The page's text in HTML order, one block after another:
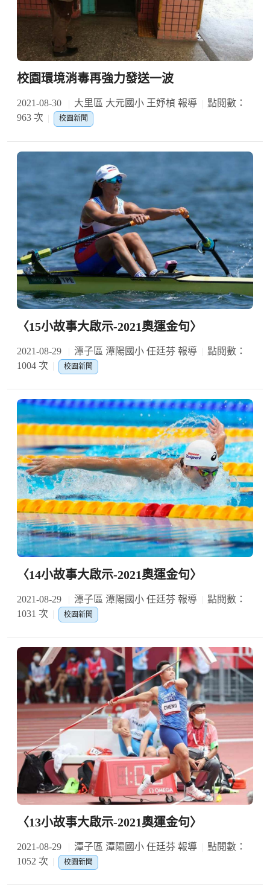
校園環境消毒再強力發送一波
2021-08-30 大里區 大元國小 王妤楨 報導
點閱數：
963 次
校園新聞
〈15小故事大啟示-2021奧運金句〉
2021-08-29 潭子區 潭陽國小 任廷芬 報導
點閱數：
1004 次
校園新聞
〈14小故事大啟示-2021奧運金句〉
2021-08-29 潭子區 潭陽國小 任廷芬 報導
點閱數：
1031 次
校園新聞
〈13小故事大啟示-2021奧運金句〉
2021-08-29 潭子區 潭陽國小 任廷芬 報導
點閱數：
1052 次
校園新聞